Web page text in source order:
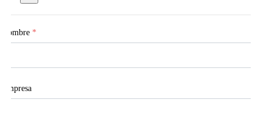
Nombre *
Empresa